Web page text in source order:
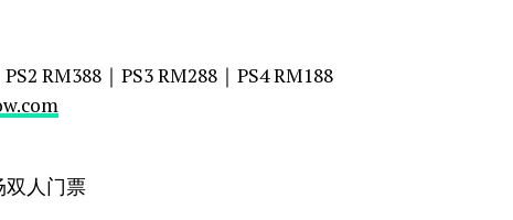
RM388｜PS3 RM288｜PS4 RM188
双人门票